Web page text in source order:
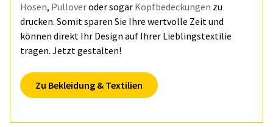
Hosen, Pulloveroder sogar Kopfbedeckungen zu
drucken. Somit sparen Sie Ihre wertvolle Zeit und
können direkt Ihr Design auf Ihrer Lieblingstextilie
tragen. Jetzt gestalten!
Zu Bekleidung & Textilien